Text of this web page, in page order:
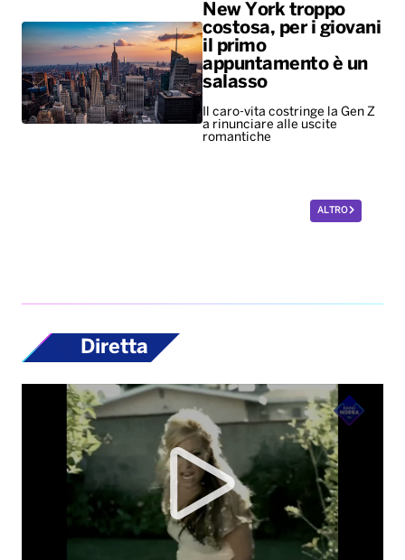
New York troppo
costosa, per i giovani
il primo
appuntamento è un
salasso
Il caro-vita costringe la Gen Z
a rinunciare alle uscite
romantiche
ALTRO
Diretta